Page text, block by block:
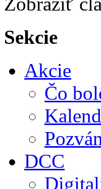
Sekcie
Akcie
Čo
DCC